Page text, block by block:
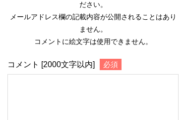
ださい。
メールアドレス欄の記載内容が公開されることはあり
ません。
コメントに絵文字は使用できません。
コメント [2000文字以内] 必須